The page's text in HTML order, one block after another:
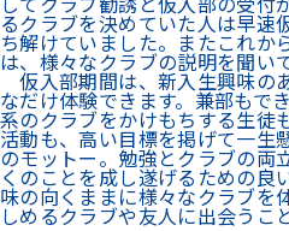
るクラブを決めていた人は早速
ち解けていました。またこれか
は、様々なクラブの説明を聞い
仮入部期間は、新入生興味の
なだけ体験できます。兼部もで
系のクラブをかけもちする生徒
活動も、高い目標を掲げて一生
のモットー。勉強とクラブの両
くのことを成し遂げるための良
味の向くままに様々なクラブを
しめるクラブや友人に出会うこ